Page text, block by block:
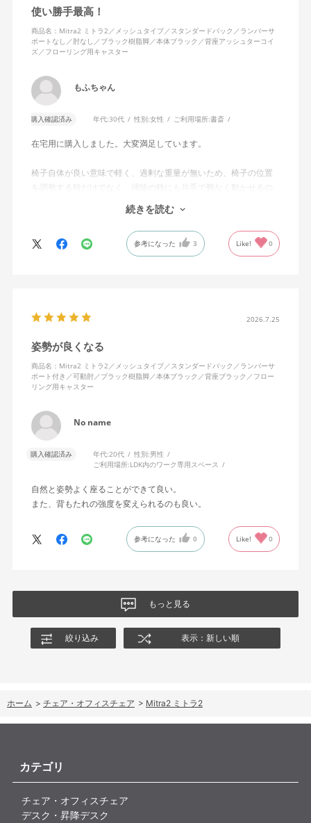
使い勝手最高！
商品名：Mitra2 ミトラ2／メッシュタイプ／スタンダードバック／ランバーサ
ポートなし／肘なし／ブラック樹脂脚／本体ブラック／背座アッシュターコイ
ズ／フローリング用キャスター
もふちゃん
購入確認済み 年代:30代 性別:女性 ご利用場所:書斎
在宅用に購入しました。大変満足しています。
椅子自体が良い意味で軽く、過剰な重量が無いため、椅子の位置
を調整する時だけでなく、掃除の時にも片手で難なく動かせるの
で、ストレスを感じません。
背中はメッシュ素材でハリがあり、沈み込みすぎないところが気
に入っています。色も画像通りのアッシュブルーで、部屋の差し
色になっています。
キャスターはフローリング用を選びました。とにかく動きが滑ら
思います。良い商品に巡り会えてとても嬉しいです。
続きを読む
参考になった 3 Like! 0
2026.7.25
姿勢が良くなる
商品名：Mitra2 ミトラ2／メッシュタイプ／スタンダードバック／ランバーサ
ポート付き／可動肘／ブラック樹脂脚／本体ブラック／背座ブラック／フロー
リング用キャスター
No name
購入確認済み 年代:20代 性別:男性
ご利用場所:LDK内のワーク専用スペース
自然と姿勢よく座ることができて良い。
また、背もたれの強度を変えられるのも良い。
参考になった 0 Like! 0
もっと見る
絞り込み 表示：新しい順
ホーム > チェア・オフィスチェア > Mitra2 ミトラ2
カテゴリ
チェア・オフィスチェア
デスク・昇降デスク